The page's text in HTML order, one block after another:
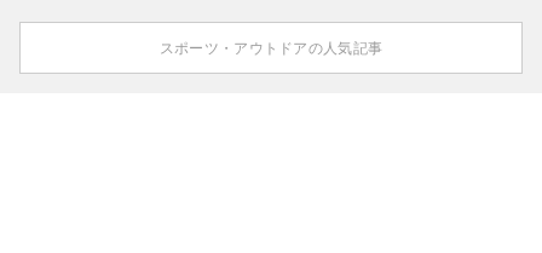
スポーツ・アウトドアの人気記事